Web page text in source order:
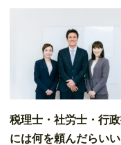
税理士・社労士・行
には何を頼んだらいい